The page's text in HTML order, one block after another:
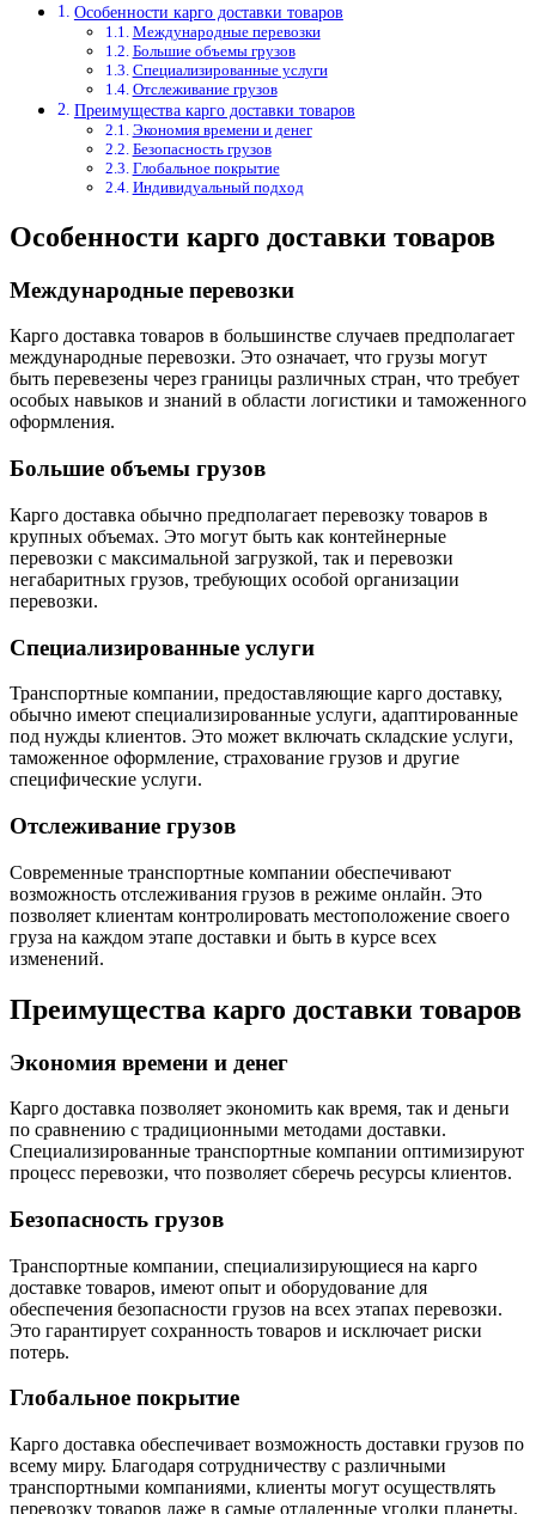
Особенности карго доставки товаров
Международные перевозки
Большие объемы грузов
Специализированные услуги
Отслеживание грузов
Преимущества карго доставки товаров
Экономия времени и денег
Безопасность грузов
Глобальное покрытие
Индивидуальный подход
Особенности карго доставки товаров
Международные перевозки
Карго доставка товаров в большинстве случаев предполагает
международные перевозки. Это означает, что грузы могут
быть перевезены через границы различных стран, что требует
особых навыков и знаний в области логистики и таможенного
оформления.
Большие объемы грузов
Карго доставка обычно предполагает перевозку товаров в
крупных объемах. Это могут быть как контейнерные
перевозки с максимальной загрузкой, так и перевозки
негабаритных грузов, требующих особой организации
перевозки.
Специализированные услуги
Транспортные компании, предоставляющие карго доставку,
обычно имеют специализированные услуги, адаптированные
под нужды клиентов. Это может включать складские услуги,
таможенное оформление, страхование грузов и другие
специфические услуги.
Отслеживание грузов
Современные транспортные компании обеспечивают
возможность отслеживания грузов в режиме онлайн. Это
позволяет клиентам контролировать местоположение своего
груза на каждом этапе доставки и быть в курсе всех
изменений.
Преимущества карго доставки товаров
Экономия времени и денег
Карго доставка позволяет экономить как время, так и деньги
по сравнению с традиционными методами доставки.
Специализированные транспортные компании оптимизируют
процесс перевозки, что позволяет сберечь ресурсы клиентов.
Безопасность грузов
Транспортные компании, специализирующиеся на карго
доставке товаров, имеют опыт и оборудование для
обеспечения безопасности грузов на всех этапах перевозки.
Это гарантирует сохранность товаров и исключает риски
потерь.
Глобальное покрытие
Карго доставка обеспечивает возможность доставки грузов по
всему миру. Благодаря сотрудничеству с различными
транспортными компаниями, клиенты могут осуществлять
перевозку товаров даже в самые отдаленные уголки планеты.